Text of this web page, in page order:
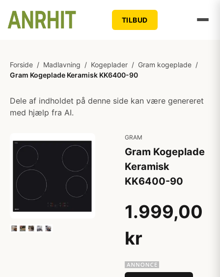
TILBUD
Forside / Madlavning / Kogeplader / Gram kogeplade /
Gram Kogeplade Keramisk KK6400-90
Dele af indholdet på denne side kan være genereret
med hjælp fra AI.
GRAM
Gram Kogeplade
Keramisk
KK6400-90
1.999,00
kr